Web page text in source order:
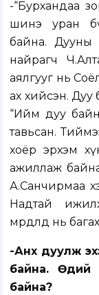
-“Бурхандаа
шинэ уран
байна.
найрагч
аялгууг нь
ах хийсэн. Дуу
“Ийм дуу
тавьсан.
хоёр эрхэм
ажиллаж
А.Санчирмаа
Надтай
мөрөөдөлд нь
-Анх дуулж
байна. Өдий
байна?